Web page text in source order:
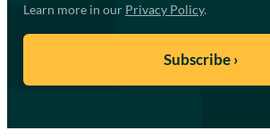
Learn more in our Privacy Policy.